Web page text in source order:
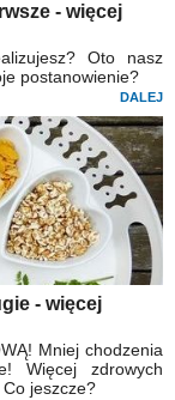
- więcej
Oto nasz
postanowienie?
DALEJ
- więcej
Mniej chodzenia
Więcej zdrowych
Co jeszcze?